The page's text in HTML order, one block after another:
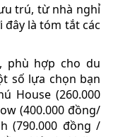
trú, từ nhà nghỉ
đây là tóm tắt các
phù hợp cho du
số lựa chọn bạn
House (260.000
(400.000 đồng/
(790.000 đồng /